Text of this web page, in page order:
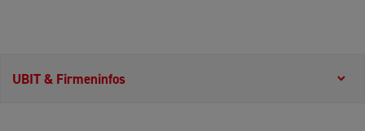
UBIT & Firmeninfos